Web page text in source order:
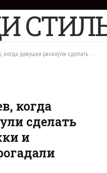
F
a
16 ярких случаев, когда девушки рискнули сделать короткие стрижки и нисколько не прогадали
когда
сделать
и